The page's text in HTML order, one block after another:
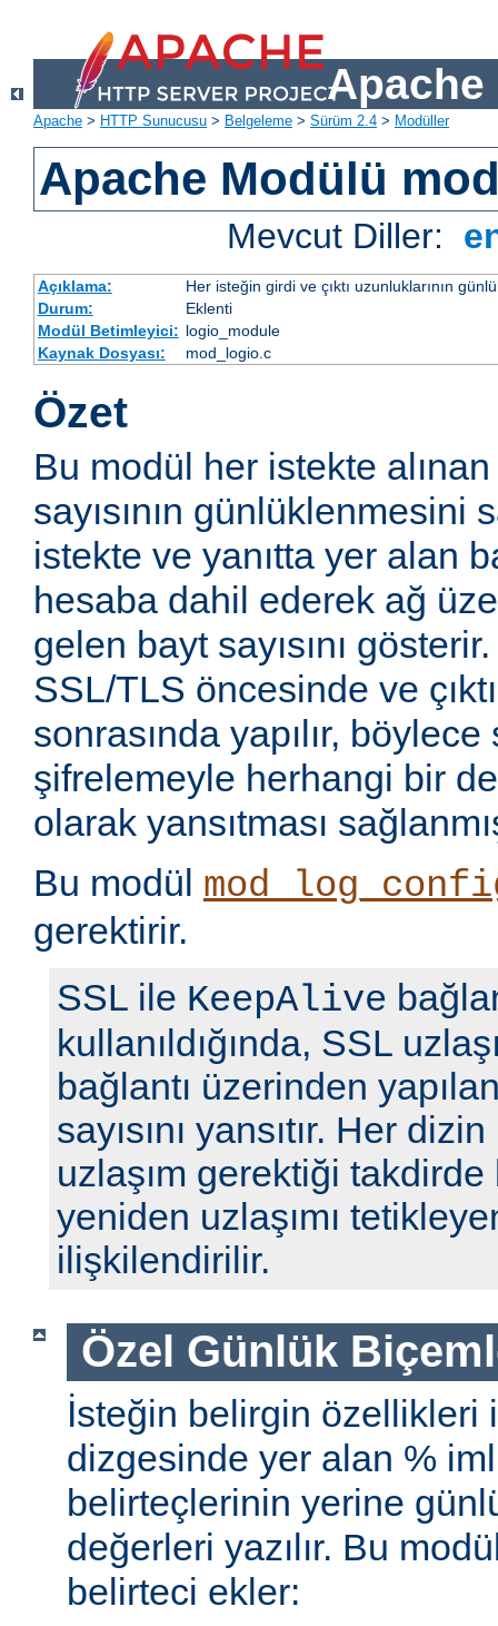
Apache
Apache > HTTP Sunucusu > Belgeleme > Sürüm 2.4 > Modüller
Apache Modülü
Mevcut Diller:
Açıklama:
Her isteğin girdi ve çıktı uzunluklarının
Durum:
Eklenti
Modül Betimleyici: logio_module
Kaynak Dosyası:
mod_logio.c
Özet
Bu modül her istekte
sayısının günlüklenmesini
istekte ve yanıtta yer alan
hesaba dahil ederek ağ
gelen bayt sayısını
SSL/TLS öncesinde ve
sonrasında yapılır, böylece
şifrelemeyle herhangi bir
olarak yansıtması
Bu modül
gerektirir.
SSL ile KeepAlive
kullanıldığında, SSL
bağlantı üzerinden
sayısını yansıtır. Her
uzlaşım gerektiği takdirde
yeniden uzlaşımı
ilişkilendirilir.
Özel Günlük
İsteğin belirgin özellikleri
dizgesinde yer alan %
belirteçlerinin yerine
değerleri yazılır. Bu
belirteci ekler: